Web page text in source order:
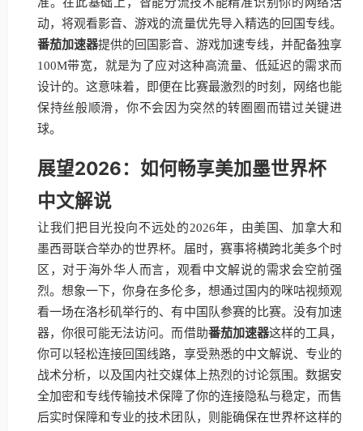
动，将观看影音、游戏的流量优先导入精选的回国专线。
番茄加速器提供的回国影音、游戏加速专线，并配备独享
100M带宽，就是为了应对这种高流量、低延迟的需求而
设计的。这意味着，即便在比赛最激烈的时刻，网络也能
保持丝般顺滑，你不会因为突然的转圈圈而错过关键进
球。
展望2026：如何畅享美加墨世界杯
中文解说
让我们把目光投向不远处的2026年，由美国、加拿大和
墨西哥联合举办的世界杯。届时，赛事将横跨北美多个时
区，对于海外华人而言，观看中文解说的需求会空前强
烈。想象一下，你身在多伦多，想通过国内的咪咕视频观
看一场在洛杉矶举行的、有中国队参赛的比赛。没有加速
器，你很可能无法访问。而借助番茄加速器这样的工具，
你可以轻松连接回国线路，享受熟悉的中文解说、专业的
战术分析，以及国内社交媒体上热烈的讨论氛围。数据安
全加密和专线传输技术保障了你的连接隐私与稳定，而售
后实时保障和专业的技术团队，则能确保在世界杯这样的